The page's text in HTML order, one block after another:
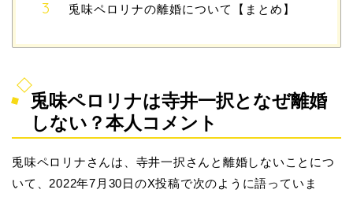
兎味ペロリナの離婚について【まとめ】
兎味ペロリナは寺井一択となぜ離婚
しない？本人コメント
兎味ペロリナさんは、寺井一択さんと離婚しないことにつ
いて、2022年7月30日のX投稿で次のように語っていま